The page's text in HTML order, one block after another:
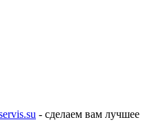
- сделаем вам лучшее